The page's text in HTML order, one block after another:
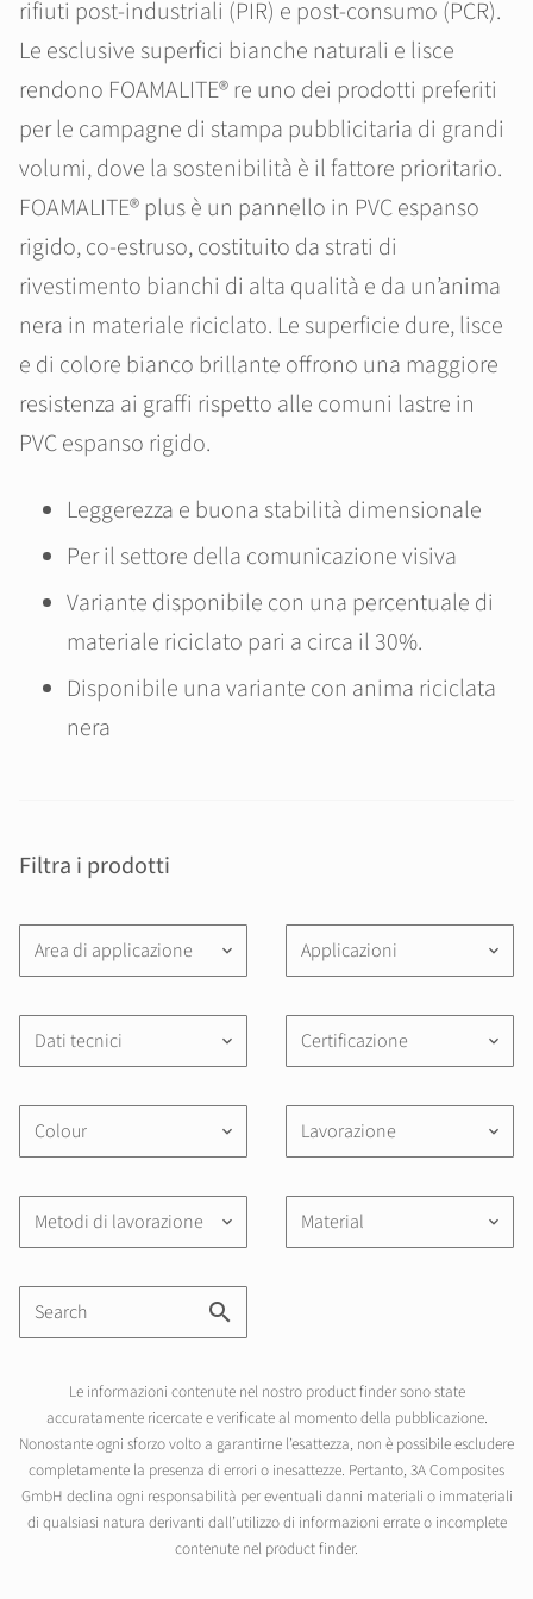
rifiuti post-industriali (PIR) e post-consumo (PCR).
Le esclusive superfici bianche naturali e lisce
rendono FOAMALITE® re uno dei prodotti preferiti
per le campagne di stampa pubblicitaria di grandi
volumi, dove la sostenibilità è il fattore prioritario.
FOAMALITE® plus è un pannello in PVC espanso
rigido, co-estruso, costituito da strati di
rivestimento bianchi di alta qualità e da un’anima
nera in materiale riciclato. Le superficie dure, lisce
e di colore bianco brillante offrono una maggiore
resistenza ai graffi rispetto alle comuni lastre in
PVC espanso rigido.
Leggerezza e buona stabilità dimensionale
Per il settore della comunicazione visiva
Variante disponibile con una percentuale di
materiale riciclato pari a circa il 30%.
Disponibile una variante con anima riciclata
nera
Filtra i prodotti
Area di applicazione keyboard_arrow_down Applicazioni keyboard_arrow_down
Dati tecnici keyboard_arrow_down Certificazione keyboard_arrow_down
Colour keyboard_arrow_down Lavorazione keyboard_arrow_down
Metodi di lavorazione keyboard_arrow_down Material keyboard_arrow_down
Le informazioni contenute nel nostro product finder sono state
accuratamente ricercate e verificate al momento della pubblicazione.
Nonostante ogni sforzo volto a garantirne l’esattezza, non è possibile escludere
completamente la presenza di errori o inesattezze. Pertanto, 3A Composites
GmbH declina ogni responsabilità per eventuali danni materiali o immateriali
di qualsiasi natura derivanti dall’utilizzo di informazioni errate o incomplete
contenute nel product finder.